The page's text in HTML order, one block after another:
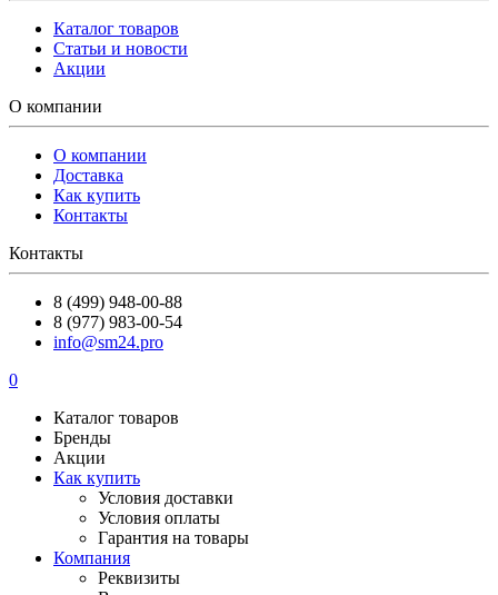
Каталог товаров
Статьи и новости
Акции
О компании
О компании
Доставка
Как купить
Контакты
Контакты
8 (499) 948-00-88
8 (977) 983-00-54
info@sm24.pro
0
Каталог товаров
Бренды
Акции
Как купить
Условия доставки
Условия оплаты
Гарантия на товары
Компания
Реквизиты